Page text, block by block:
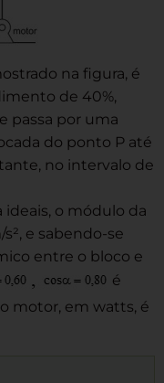
na figura, é
de 40%,
passa por uma
do ponto P até
no intervalo de
ideais, o módulo da
e sabendo-se
entre o bloco e
é
motor, em watts, é